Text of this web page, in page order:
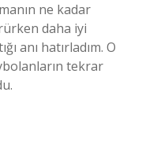
ne kadar
daha iyi
anı hatırladım. O
tekrar